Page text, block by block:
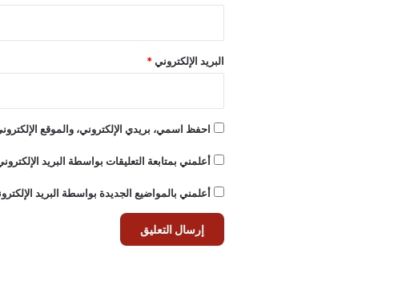
البريد الإلكتروني*
احفظ اسمي، بريدي الإلكتروني، والموقع
أعلمني بمتابعة التعليقات بواسطة البريد
أعلمني بالمواضيع الجديدة بواسطة البريد